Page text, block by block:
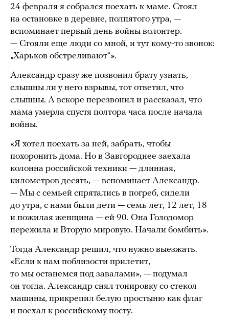
24 февраля я собрался поехать к маме. Стоял
на остановке в деревне, полпятого утра, —
вспоминает первый день войны волонтер.
— Стояли еще люди со мной, и тут кому-то звонок:
„Харьков обстреливают“».
Александр сразу же позвонил брату узнать,
слышны ли у него взрывы, тот ответил, что
слышны. А вскоре перезвонил и рассказал, что
мама умерла спустя полтора часа после начала
войны.
«Я хотел поехать за ней, забрать, чтобы
похоронить дома. Но в Завгороднее заехала
колонна российской техники — длинная,
километров десять, — вспоминает Александр.
— Мы с семьей спрятались в погреб, сидели
до утра, с нами были дети — семь лет, 12 лет, 18
и пожилая женщина — ей 90. Она Голодомор
пережила и Вторую мировую. Начали бомбить».
Тогда Александр решил, что нужно выезжать.
«Если к нам поблизости прилетит,
то мы останемся под завалами», — подумал
он тогда. Александр снял тонировку со стекол
машины, прикрепил белую простыню как флаг
и поехал к российскому посту.